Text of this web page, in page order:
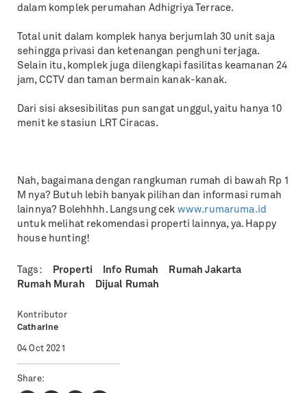
dalam komplek perumahan Adhigriya Terrace.
Total unit dalam komplek hanya berjumlah 30 unit saja
sehingga privasi dan ketenangan penghuni terjaga.
Selain itu, komplek juga dilengkapi fasilitas keamanan 24
jam, CCTV dan taman bermain kanak-kanak.
Dari sisi aksesibilitas pun sangat unggul, yaitu hanya 10
menit ke stasiun LRT Ciracas.
Nah, bagaimana dengan rangkuman rumah di bawah Rp 1
M nya? Butuh lebih banyak pilihan dan informasi rumah
lainnya? Bolehhhh. Langsung cek www.rumaruma.id
untuk melihat rekomendasi properti lainnya, ya. Happy
house hunting!
Tags: Properti Info Rumah
Rumah Jakarta
Rumah Murah
Dijual Rumah
Kontributor
Catharine
04 Oct 2021
Share: